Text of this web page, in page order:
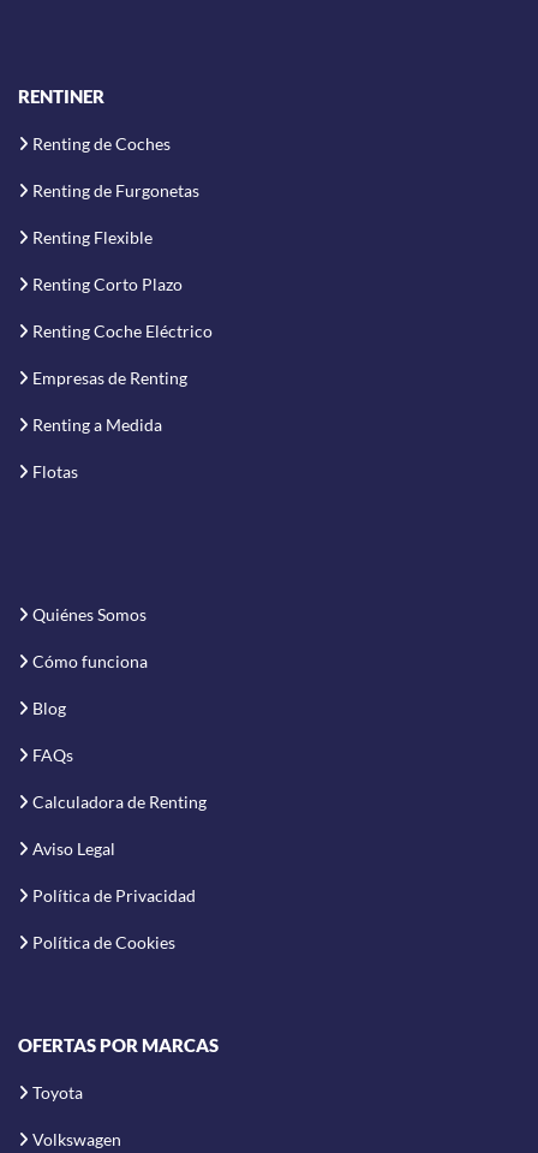
RENTINER
Renting de Coches
Renting de Furgonetas
Renting Flexible
Renting Corto Plazo
Renting Coche Eléctrico
Empresas de Renting
Renting a Medida
Flotas
Quiénes Somos
Cómo funciona
Blog
FAQs
Calculadora de Renting
Aviso Legal
Política de Privacidad
Política de Cookies
OFERTAS POR MARCAS
Toyota
Volkswagen